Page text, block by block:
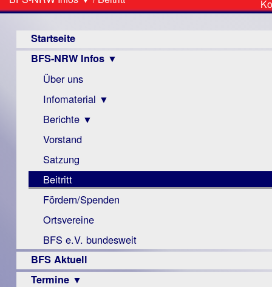
sind
hier
Startseite
BFS-NRW Infos ▼
Über uns
Infomaterial ▼
Visus
Zeitschrift
Monokular
Mac
Instagram-
Links
Berichte ▼
Archiv
Berichte
Vorstand
Satzung
Beitritt
Fördern/Spenden
Ortsvereine
BFS e.V. bundesweit
BFS Aktuell
Termine ▼